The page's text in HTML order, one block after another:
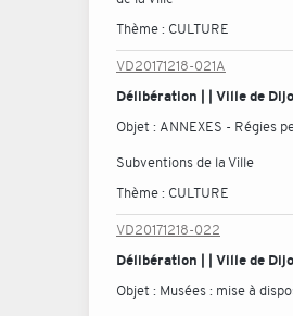
Thème : CULTURE
VD20171218-021A
Délibération | | Ville de
Objet : ANNEXES - Régies
Subventions de la Ville
Thème : CULTURE
VD20171218-022
Délibération | | Ville de
Objet : Musées : mise à